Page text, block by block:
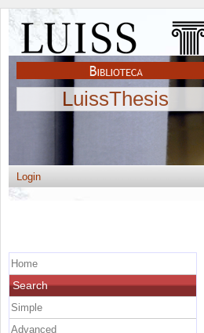
LuissThesis
Login
Home
Search
Simple
Advanced